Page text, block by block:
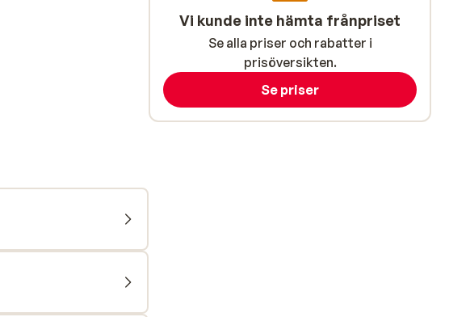
Vi kunde inte hämta frånpriset
Se alla priser och rabatter i
prisöversikten.
Se priser